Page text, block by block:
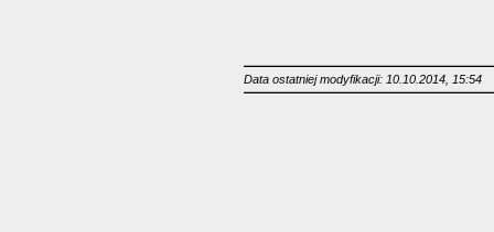
Data ostatniej modyfikacji: 10.10.2014, 15:54